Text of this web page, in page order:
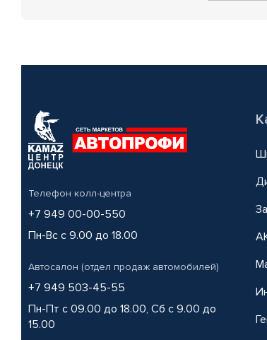
Телефон колл-центра
+7 949 00-00-550
Пн-Вс с 9.00 до 18.00
Автосалон (отдел продаж автомобилей)
+7 949 503-45-55
Пн-Пт с 09.00 до 18.00, Сб с 9.00 до
15.00